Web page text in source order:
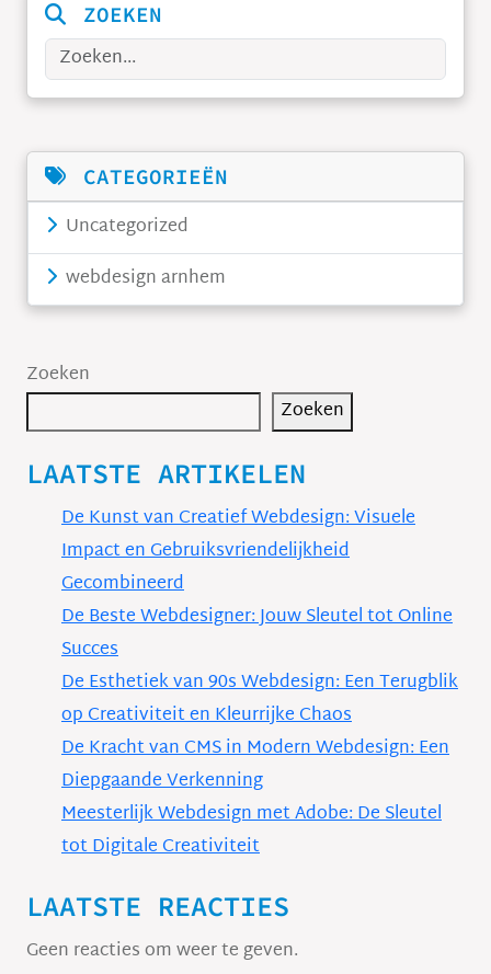
ZOEKEN
Zoeken
CATEGORIEËN
Uncategorized
webdesign arnhem
Zoeken
Zoeken
LAATSTE ARTIKELEN
De Kunst van Creatief Webdesign: Visuele
Impact en Gebruiksvriendelijkheid
Gecombineerd
De Beste Webdesigner: Jouw Sleutel tot Online
Succes
De Esthetiek van 90s Webdesign: Een Terugblik
op Creativiteit en Kleurrijke Chaos
De Kracht van CMS in Modern Webdesign: Een
Diepgaande Verkenning
Meesterlijk Webdesign met Adobe: De Sleutel
tot Digitale Creativiteit
LAATSTE REACTIES
Geen reacties om weer te geven.